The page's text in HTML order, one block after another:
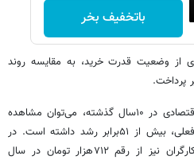
باتخفیف بخر
از وضعیت قدرت خرید، به مقایسه روند
پرداخت.
تاجیک افزود: با نگاهی به تغییرات اقتصادی در ۱۰سال گذشته، می‌توان مشاهده
کرد که قیمت دلار با توجه به نرخ فعلی، بیش از ۵۱برابر رشد داشته است. در
همین بازه زمانی، حداقل دستمزد کارگران نیز از رقم ۷۱۲هزار تومان در سال